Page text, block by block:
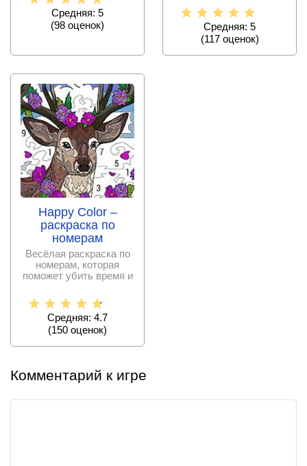
Средняя: 5
(98 оценок)
проверить
Средняя: 5
(117оценок)
Happy Color –
раскраска по
номерам
Весёлая раскраска по
номерам, которая
поможет убить время и
Средняя: 4.7
(150 оценок)
Комментарий к игре